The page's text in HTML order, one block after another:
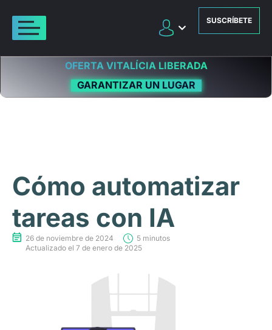
SUSCRÍBETE
OFERTA VITALÍCIA LIBERADA
GARANTIZAR UN LUGAR
Cómo automatizar
tareas con IA
26 de noviembre de 2024
5 minutos
Actualizado el 7 de enero de 2025